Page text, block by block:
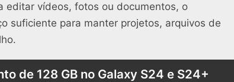
editar vídeos, fotos ou documentos, o
suficiente para manter projetos, arquivos de
de 128 GB no Galaxy S24 e S24+